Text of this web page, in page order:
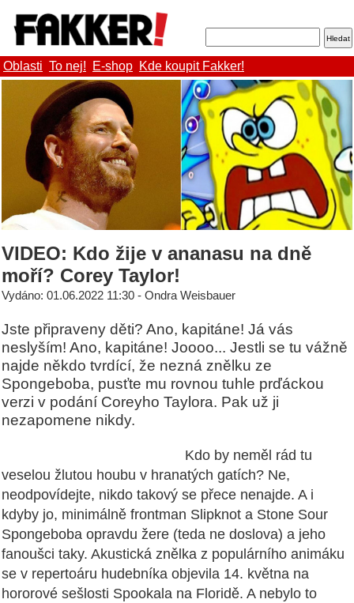
Oblasti To nej! E-shop Kde koupit Fakker!
VIDEO: Kdo žije v ananasu na dně
moří? Corey Taylor!
Vydáno: 01.06.2022 11:30 - Ondra Weisbauer
Jste připraveny děti? Ano, kapitáne! Já vás
neslyším! Ano, kapitáne! Joooo... Jestli se tu vážně
najde někdo tvrdící, že nezná znělku ze
Spongeboba, pusťte mu rovnou tuhle prďáckou
verzi v podání Coreyho Taylora. Pak už ji
nezapomene nikdy.
Kdo by neměl rád tu
veselou žlutou houbu v hranatých gatích? Ne,
neodpovídejte, nikdo takový se přece nenajde. A i
kdyby jo, minimálně frontman Slipknot a Stone Sour
Spongeboba opravdu žere (teda ne doslova) a jeho
fanoušci taky. Akustická znělka z populárního animáku
se v repertoáru hudebníka objevila 14. května na
hororové sešlosti Spookala na Floridě. A nebylo to